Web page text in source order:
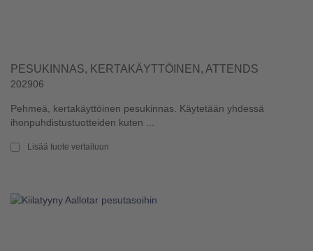
PESUKINNAS, KERTAKÄYTTÖINEN, ATTENDS
202906
Pehmeä, kertakäyttöinen pesukinnas. Käytetään yhdessä
ihonpuhdistustuotteiden kuten ...
Lisää tuote vertailuun